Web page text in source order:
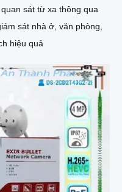
sát nhà ở, văn phòng,
hiệu quả